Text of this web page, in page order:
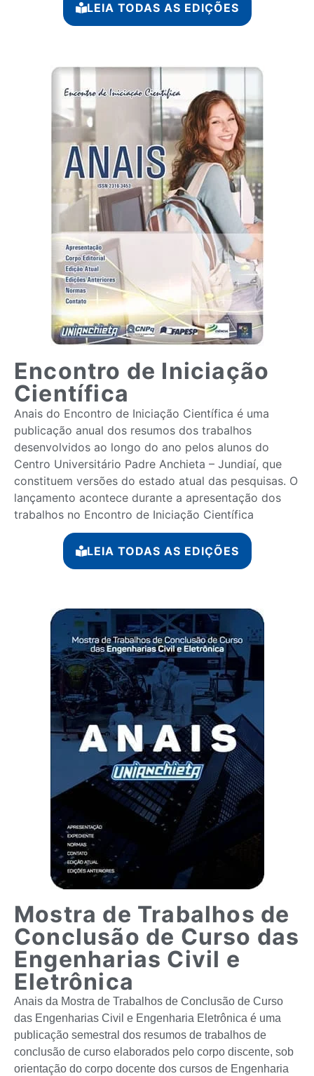
LEIA TODAS AS EDIÇÕES
Encontro de Iniciação
Científica
Anais do Encontro de Iniciação Científica é uma
publicação anual dos resumos dos trabalhos
desenvolvidos ao longo do ano pelos alunos do
Centro Universitário Padre Anchieta – Jundiaí, que
constituem versões do estado atual das pesquisas. O
lançamento acontece durante a apresentação dos
trabalhos no Encontro de Iniciação Científica
LEIA TODAS AS EDIÇÕES
Mostra de Trabalhos de
Conclusão de Curso das
Engenharias Civil e
Eletrônica
Anais da Mostra de Trabalhos de Conclusão de Curso
das Engenharias Civil e Engenharia Eletrônica é uma
publicação semestral dos resumos de trabalhos de
conclusão de curso elaborados pelo corpo discente, sob
orientação do corpo docente dos cursos de Engenharia